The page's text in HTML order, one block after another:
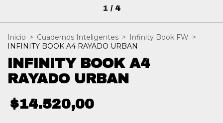
1 / 4
Inicio > Cuadernos Inteligentes > Infinity Book FW >
INFINITY BOOK A4 RAYADO URBAN
INFINITY BOOK A4
RAYADO URBAN
$14.520,00